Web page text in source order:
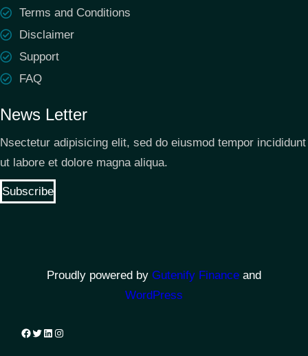
Terms and Conditions
Disclaimer
Support
FAQ
News Letter
Nsectetur adipisicing elit, sed do eiusmod tempor incididunt
ut labore et dolore magna aliqua.
Subscribe
Proudly powered by Gutenify Finance and
WordPress
Facebook
Twitter
LinkedIn
Instagram